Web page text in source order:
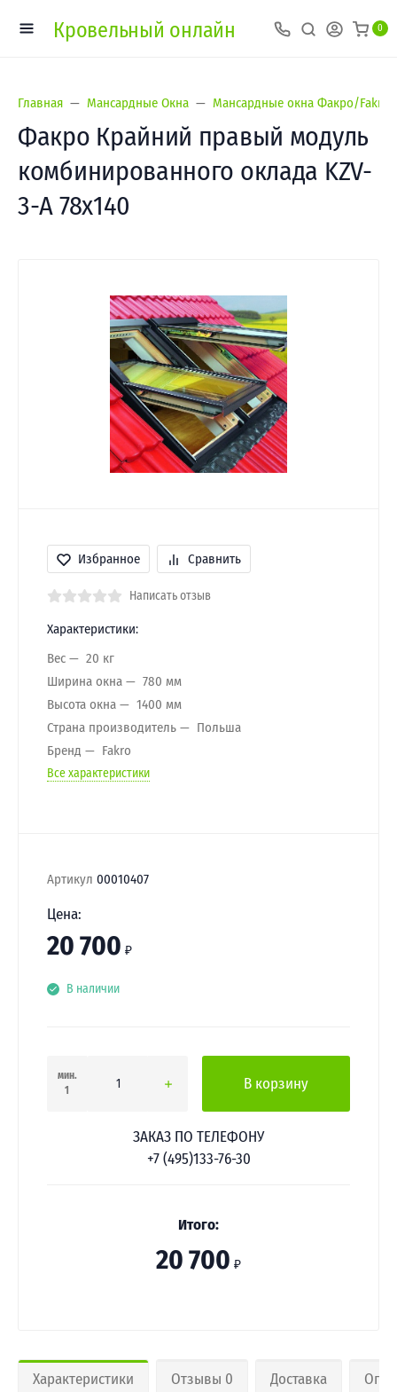
Кровельный онлайн 0
Главная Мансардные Окна Мансардные окна Факро/Fakro
Факро Крайний правый модуль
комбинированного оклада KZV-
3-A 78x140
Избранное Сравнить
Написать отзыв
Характеристики:
Вес
20 кг
Ширина окна
780 мм
Высота окна
1400 мм
Страна производитель
Польша
Бренд
Fakro
Все характеристики
Артикул 00010407
Цена:
20 700 ₽
В наличии
мин.
1
В корзину
ЗАКАЗ ПО ТЕЛЕФОНУ
+7 (495)133-76-30
Итого:
20 700 ₽
Характеристики Отзывы 0 Доставка